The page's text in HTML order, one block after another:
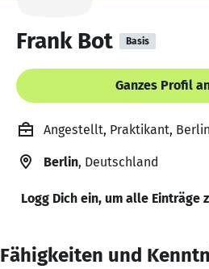
Frank Bot Basis
Ganzes Profil
Angestellt, Praktikant,
Berlin, Deutschland
Logg Dich ein, um alle Einträge
Fähigkeiten und